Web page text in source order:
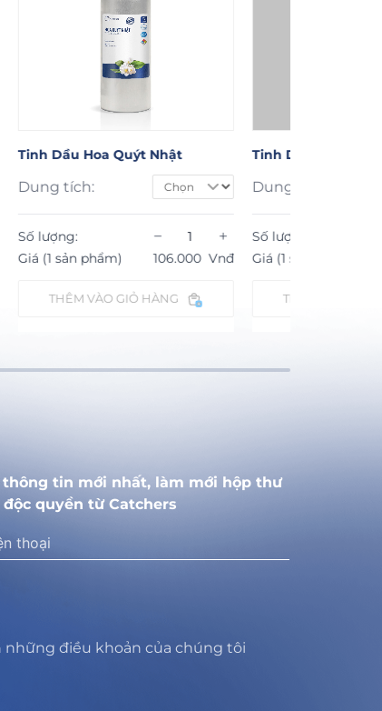
Hoa Quýt Nhật
+
phẩm) 106.000 Vnđ
VÀO GIỎ HÀNG
Tinh Dầu Sả Chanh
Dung tích:
Số lượng:
Giá (1 sản phẩm)
THÊM VÀO GIỎ HÀNG
tin mới nhất, làm mới hộp thư
quyền từ Catchers
những điều khoản của chúng tôi